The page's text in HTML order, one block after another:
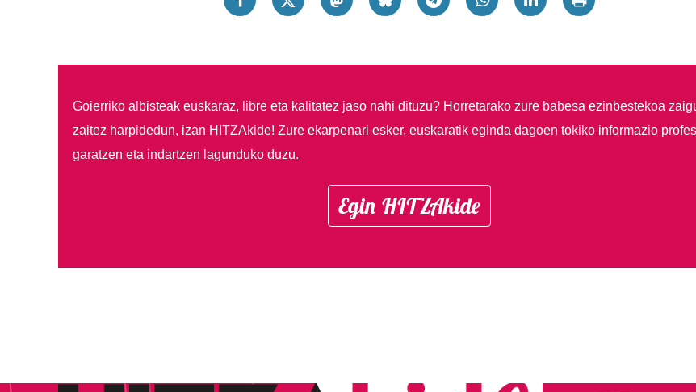
Goierriko albisteak euskaraz, libre eta kalitatez jaso nahi dituzu? Horretarako zure babesa ezinbestekoa
zaitez harpidedun, izan HITZAkide! Zure ekarpenari esker, euskaratik eginda dagoen tokiko informazio
garatzen eta indartzen lagunduko duzu.
Egin HITZAkide